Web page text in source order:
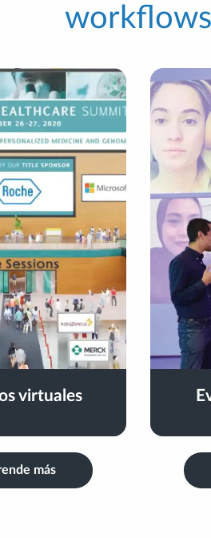
workflows
virtuales
más